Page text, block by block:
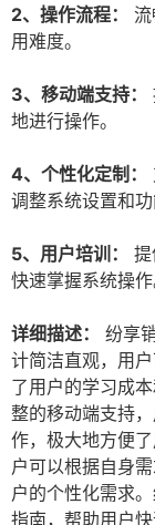
2、操作流程：
用难度。
3、移动端支持：
地进行操作。
4、个性化定制：
调整系统设置和功
5、用户培训：
快速掌握系统操作
详细描述：
纷享
计简洁直观，用
了用户的学习成
整的移动端支持
作，极大地方便
户可以根据自身
户的个性化需求
指南，帮助用户